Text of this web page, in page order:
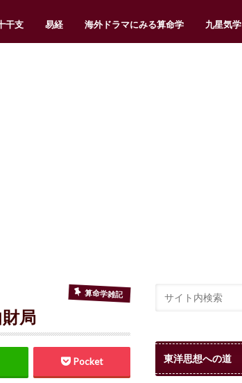
干支 易経 海外ドラマにみる算命学 九星気学
算命学雑記
局
Pocket 東洋思想への道